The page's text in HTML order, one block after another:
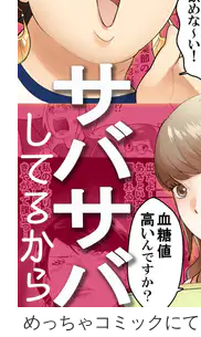
めっちゃコミックにて